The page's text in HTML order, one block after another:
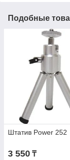
Подобные
Штатив Power 252
3 550 ₸